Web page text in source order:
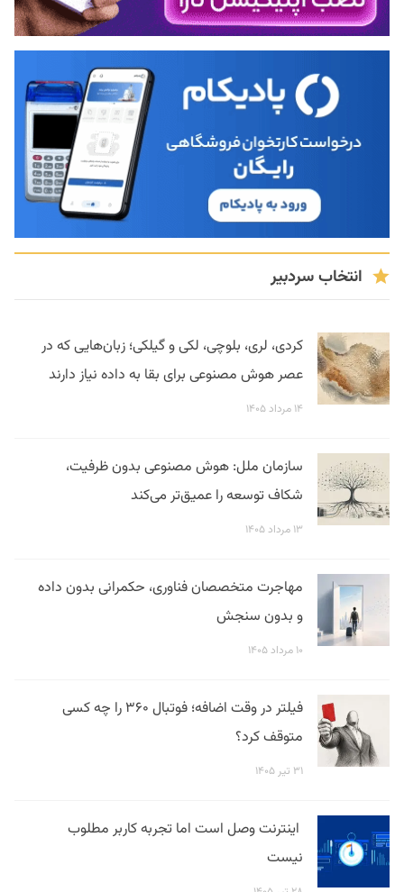
انتخاب سردبیر
کردی، لری، بلوچی، لکی و گیلکی؛ زبان‌هایی که در
عصر هوش مصنوعی برای بقا به داده نیاز دارند
۱۴ مرداد ۱۴۰۵
سازمان ملل: هوش مصنوعی بدون ظرفیت،
شکاف توسعه را عمیق‌تر می‌کند
۱۳ مرداد ۱۴۰۵
مهاجرت متخصصان فناوری، حکمرانی بدون داده
و بدون سنجش
۱۰ مرداد ۱۴۰۵
فیلتر در وقت اضافه؛ فوتبال ۳۶۰ را چه کسی
متوقف کرد؟
۳۱ تیر ۱۴۰۵
اینترنت وصل است اما تجربه کاربر مطلوب
نیست